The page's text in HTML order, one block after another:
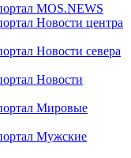
MOS.NEWS
Новости центра
Новости севера
Новости
Мировые
Мужские